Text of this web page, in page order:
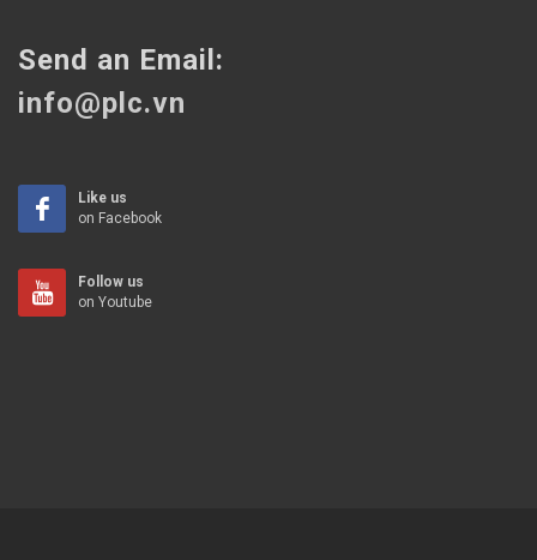
Send an Email:
info@plc.vn
Like us
on Facebook
Follow us
on Youtube